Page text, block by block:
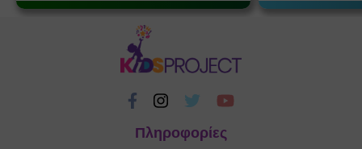
Πληροφορίες